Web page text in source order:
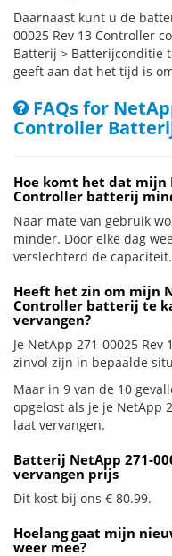
Daarnaast kunt u de
00025 Rev 13 Controller
Batterij > Batterijconditie
geeft aan dat het tijd is
FAQs for
Controller
Hoe komt het dat mijn
Controller batterij
Naar mate van gebruik
minder. Door elke dag
verslechterd de capaciteit.
Heeft het zin om mijn
Controller batterij te
vervangen?
Je NetApp 271-00025
zinvol zijn in bepaalde
Maar in 9 van de 10
opgelost als je je NetApp
laat vervangen.
Batterij NetApp 271-
vervangen prijs
Dit kost bij ons € 80.99.
Hoelang gaat mijn
weer mee?